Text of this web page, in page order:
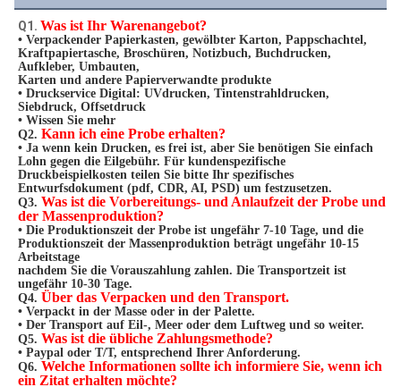
Q1. Was ist Ihr Warenangebot?
• Verpackender Papierkasten, gewölbter Karton, Pappschachtel,
Kraftpapiertasche, Broschüren, Notizbuch, Buchdrucken,
Aufkleber, Umbauten,
Karten und andere Papierverwandte produkte
• Druckservice Digital: UVdrucken, Tintenstrahldrucken,
Siebdruck, Offsetdruck
• Wissen Sie mehr
Q2. Kann ich eine Probe erhalten?
• Ja wenn kein Drucken, es frei ist, aber Sie benötigen Sie einfach
Lohn gegen die Eilgebühr. Für kundenspezifische
Druckbeispielkosten teilen Sie bitte Ihr spezifisches
Entwurfsdokument (pdf, CDR, AI, PSD) um festzusetzen.
Q3. Was ist die Vorbereitungs- und Anlaufzeit der Probe und
der Massenproduktion?
• Die Produktionszeit der Probe ist ungefähr 7-10 Tage, und die
Produktionszeit der Massenproduktion beträgt ungefähr 10-15
Arbeitstage
nachdem Sie die Vorauszahlung zahlen. Die Transportzeit ist
ungefähr 10-30 Tage.
Q4. Über das Verpacken und den Transport.
• Verpackt in der Masse oder in der Palette.
• Der Transport auf Eil-, Meer oder dem Luftweg und so weiter.
Q5. Was ist die übliche Zahlungsmethode?
• Paypal oder T/T, entsprechend Ihrer Anforderung.
Q6. Welche Informationen sollte ich informiere Sie, wenn ich
ein Zitat erhalten möchte?